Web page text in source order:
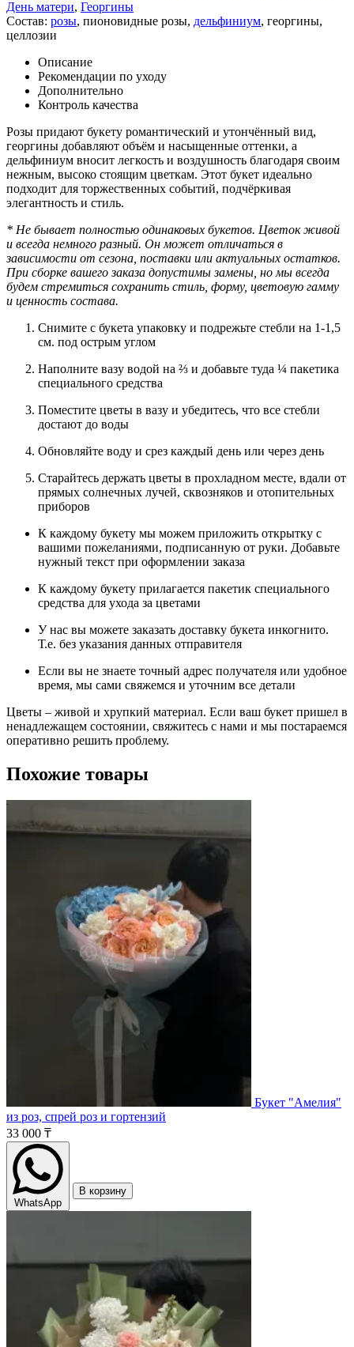
День матери, Георгины
Состав: розы, пионовидные розы, дельфиниум, георгины,
целлозии
Описание
Рекомендации по уходу
Дополнительно
Контроль качества
Розы придают букету романтический и утончённый вид,
георгины добавляют объём и насыщенные оттенки, а
дельфиниум вносит легкость и воздушность благодаря своим
нежным, высоко стоящим цветкам. Этот букет идеально
подходит для торжественных событий, подчёркивая
элегантность и стиль.
* Не бывает полностью одинаковых букетов. Цветок живой
и всегда немного разный. Он может отличаться в
зависимости от сезона, поставки или актуальных остатков.
При сборке вашего заказа допустимы замены, но мы всегда
будем стремиться сохранить стиль, форму, цветовую гамму
и ценность состава.
Снимите с букета упаковку и подрежьте стебли на 1-1,5
см. под острым углом
Наполните вазу водой на ⅔ и добавьте туда ¼ пакетика
специального средства
Поместите цветы в вазу и убедитесь, что все стебли
достают до воды
Обновляйте воду и срез каждый день или через день
Старайтесь держать цветы в прохладном месте, вдали от
прямых солнечных лучей, сквозняков и отопительных
приборов
К каждому букету мы можем приложить открытку с
вашими пожеланиями, подписанную от руки. Добавьте
нужный текст при оформлении заказа
К каждому букету прилагается пакетик специального
средства для ухода за цветами
У нас вы можете заказать доставку букета инкогнито.
Т.е. без указания данных отправителя
Если вы не знаете точный адрес получателя или удобное
время, мы сами свяжемся и уточним все детали
Цветы – живой и хрупкий материал. Если ваш букет пришел в
ненадлежащем состоянии, свяжитесь с нами и мы постараемся
оперативно решить проблему.
Похожие товары
Букет "Амелия"
из роз, спрей роз и гортензий
33 000 ₸
WhatsApp
В корзину